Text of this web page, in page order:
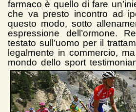
farmaco è quello di fare
che va presto incontro ad
questo modo, sotto
espressione dell’ormone.
testato sull’uomo per il
legalmente in commercio,
mondo dello sport